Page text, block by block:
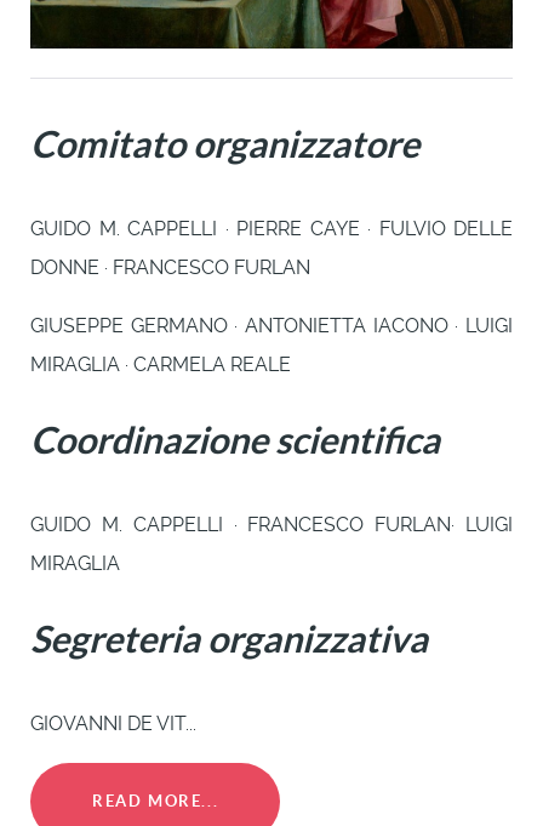
Comitato organizzatore
GUIDO M. CAPPELLI · PIERRE CAYE · FULVIO DELLE
DONNE · FRANCESCO FURLAN
GIUSEPPE GERMANO · ANTONIETTA IACONO · LUIGI
MIRAGLIA · CARMELA REALE
Coordinazione scientifica
GUIDO M. CAPPELLI · FRANCESCO FURLAN· LUIGI
MIRAGLIA
Segreteria organizzativa
GIOVANNI DE VIT...
READ MORE...